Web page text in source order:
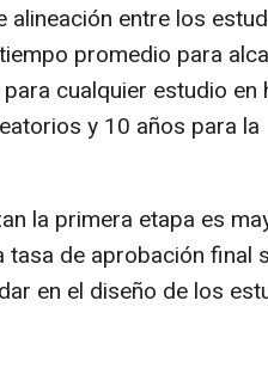
alineación entre los
promedio para
cualquier estudio en
y 10 años para la
la primera etapa es
tasa de aprobación final
en el diseño de los